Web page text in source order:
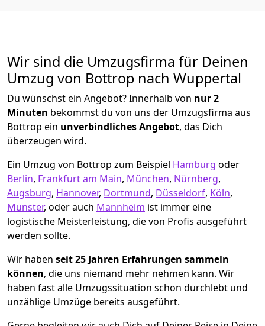
Wir sind die Umzugsfirma für Deinen
Umzug von Bottrop nach Wuppertal
Du wünschst ein Angebot? Innerhalb von nur 2
Minuten bekommst du von uns der Umzugsfirma aus
Bottrop ein unverbindliches Angebot, das Dich
überzeugen wird.
Ein Umzug von Bottrop zum Beispiel Hamburg oder
Berlin, Frankfurt am Main, München, Nürnberg,
Augsburg, Hannover, Dortmund, Düsseldorf, Köln,
Münster, oder auch Mannheim ist immer eine
logistische Meisterleistung, die von Profis ausgeführt
werden sollte.
Wir haben seit25 Jahren Erfahrungen sammeln
können, die uns niemand mehr nehmen kann. Wir
haben fast alle Umzugssituation schon durchlebt und
unzählige Umzüge bereits ausgeführt.